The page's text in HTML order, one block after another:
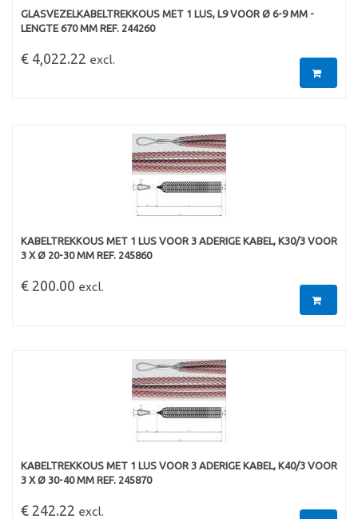
GLASVEZELKABELTREKKOUS MET 1 LUS, L9 VOOR Ø 6-9 MM -
LENGTE 670 MM REF. 244260
€ 4,022.22 excl.
KABELTREKKOUS MET 1 LUS VOOR 3 ADERIGE KABEL, K30/3 VOOR
3 X Ø 20-30 MM REF. 245860
€ 200.00 excl.
KABELTREKKOUS MET 1 LUS VOOR 3 ADERIGE KABEL, K40/3 VOOR
3 X Ø 30-40 MM REF. 245870
€ 242.22 excl.